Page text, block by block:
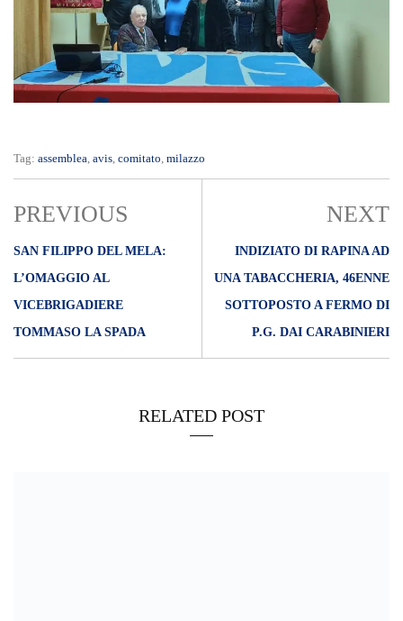
Tag: assemblea avis comitato milazzo
PREVIOUS
SAN FILIPPO DEL MELA:
L’OMAGGIO AL
VICEBRIGADIERE
TOMMASO LA SPADA
NEXT
INDIZIATO DI RAPINA AD
UNA TABACCHERIA, 46ENNE
SOTTOPOSTO A FERMO DI
P.G. DAI CARABINIERI
RELATED POST